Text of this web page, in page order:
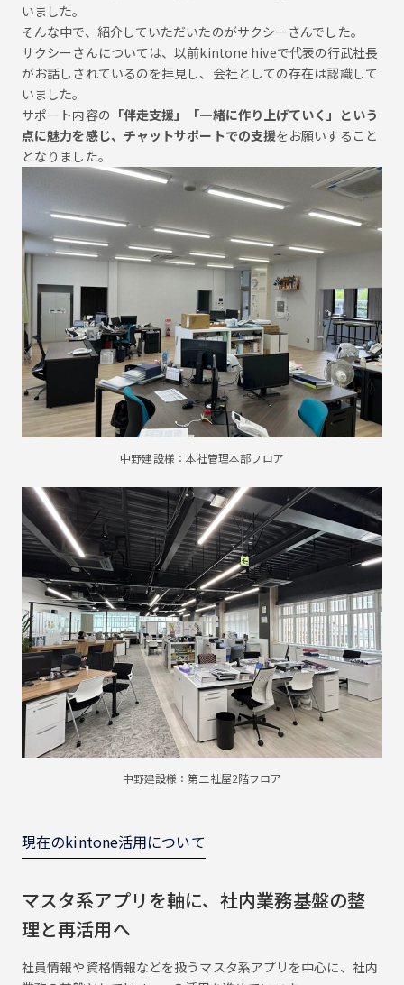
いました。
そんな中で、紹介していただいたのがサクシーさんでした。
サクシーさんについては、以前kintone hiveで代表の行武社長
がお話しされているのを拝見し、会社としての存在は認識して
いました。
サポート内容の 「伴走支援」「一緒に作り上げていく」という
点に魅力を感じ、チャットサポートでの支援をお願いすること
となりました。
中野建設様：本社管理本部フロア
中野建設様：第二社屋2階フロア
現在のkintone活用について
マスタ系アプリを軸に、社内業務基盤の整
理と再活用へ
社員情報や資格情報などを扱うマスタ系アプリを中心に、社内